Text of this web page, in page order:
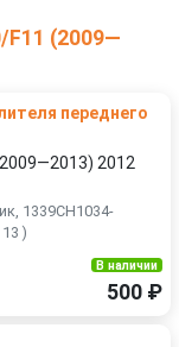
F11 (2009—
переднего
2012
1339CH1034-
)
В наличии
500 ₽